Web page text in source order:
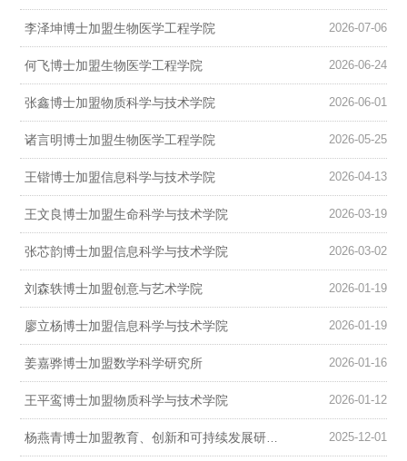
李泽坤博士加盟生物医学工程学院 2026-07-06
何飞博士加盟生物医学工程学院 2026-06-24
张鑫博士加盟物质科学与技术学院 2026-06-01
诸言明博士加盟生物医学工程学院 2026-05-25
王锴博士加盟信息科学与技术学院 2026-04-13
王文良博士加盟生命科学与技术学院 2026-03-19
张芯韵博士加盟信息科学与技术学院 2026-03-02
刘森轶博士加盟创意与艺术学院 2026-01-19
廖立杨博士加盟信息科学与技术学院 2026-01-19
姜嘉骅博士加盟数学科学研究所 2026-01-16
王平鸾博士加盟物质科学与技术学院 2026-01-12
杨燕青博士加盟教育、创新和可持续发展研究中心 2025-12-01